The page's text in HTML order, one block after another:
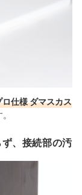
仕様 ダマスカス
、接続部の汚